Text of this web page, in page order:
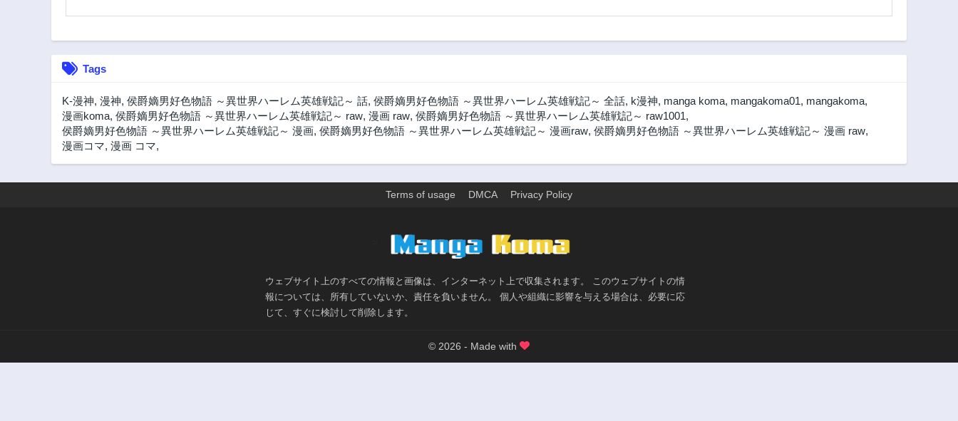
Tags
K-漫神, 漫神, 侯爵嫡男好色物語 ～異世界ハーレム英雄戦記～ 話, 侯爵嫡男好色物語 ～異世界ハーレム英雄戦記～ 全話, k漫神, manga koma, mangakoma01, mangakoma,
漫画koma, 侯爵嫡男好色物語 ～異世界ハーレム英雄戦記～ raw, 漫画 raw, 侯爵嫡男好色物語 ～異世界ハーレム英雄戦記～ raw1001,
侯爵嫡男好色物語 ～異世界ハーレム英雄戦記～ 漫画, 侯爵嫡男好色物語 ～異世界ハーレム英雄戦記～ 漫画raw, 侯爵嫡男好色物語 ～異世界ハーレム英雄戦記～ 漫画 raw,
漫画コマ, 漫画 コマ,
Terms of usage DMCA Privacy Policy
ウェブサイト上のすべての情報と画像は、インターネット上で収集されます。 このウェブサイトの情
報については、所有していないか、責任を負いません。 個人や組織に影響を与える場合は、必要に応
じて、すぐに検討して削除します。
© 2026 - Made with